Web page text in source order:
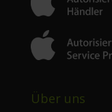
Über uns